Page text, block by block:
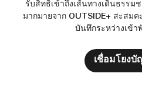
รับสิทธิ์เข้าถึงเส้นทางเดินธรรม
มากมายจาก OUTSIDE+ สะสม
บันทึกระหว่างเข้า
เชื่อมโยงบั